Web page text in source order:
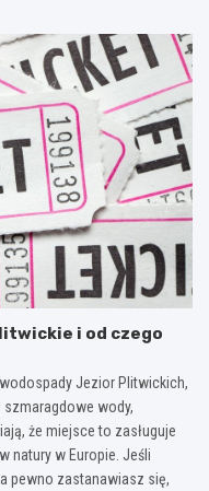
i od czego
Jezior Plitwickich,
szmaragdowe wody,
że miejsce to zasługuje
natury w Europie. Jeśli
pewno zastanawiasz się,